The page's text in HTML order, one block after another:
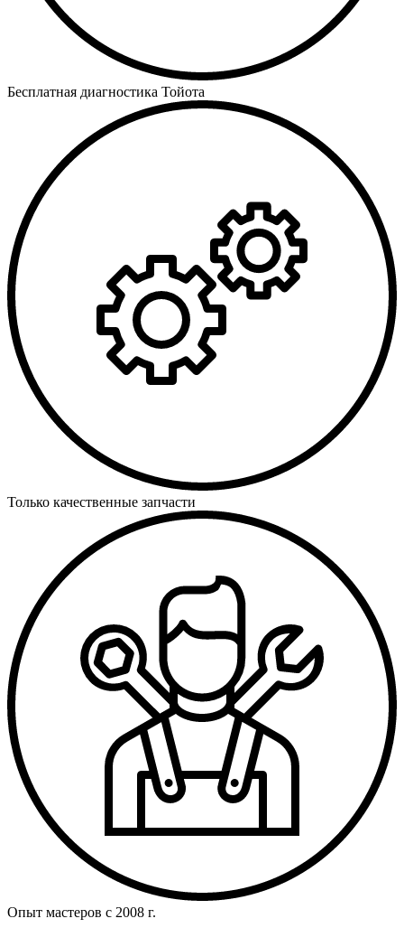
Бесплатная диагностика Тойота
Только качественные запчасти
Опыт мастеров с 2008 г.